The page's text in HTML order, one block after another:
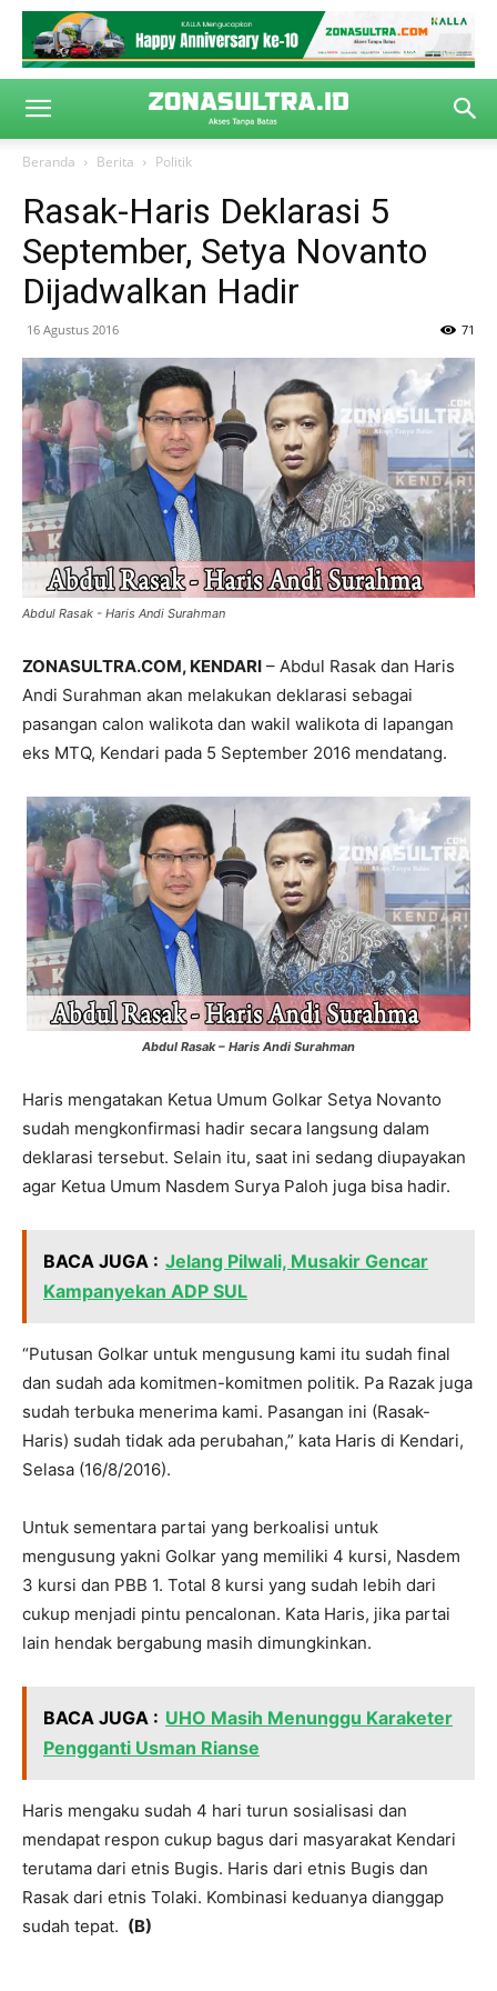
Beranda Berita Politik
Rasak-Haris Deklarasi 5
September, Setya Novanto
Dijadwalkan Hadir
16 Agustus 2016 71
Abdul Rasak - Haris Andi Surahman
ZONASULTRA.COM, KENDARI – Abdul Rasak dan Haris
Andi Surahman akan melakukan deklarasi sebagai
pasangan calon walikota dan wakil walikota di lapangan
eks MTQ, Kendari pada 5 September 2016 mendatang.
Abdul Rasak – Haris Andi Surahman
Haris mengatakan Ketua Umum Golkar Setya Novanto
sudah mengkonfirmasi hadir secara langsung dalam
deklarasi tersebut. Selain itu, saat ini sedang diupayakan
agar Ketua Umum Nasdem Surya Paloh juga bisa hadir.
BACA JUGA : Jelang Pilwali, Musakir Gencar
Kampanyekan ADP SUL
“Putusan Golkar untuk mengusung kami itu sudah final
dan sudah ada komitmen-komitmen politik. Pa Razak juga
sudah terbuka menerima kami. Pasangan ini (Rasak-
Haris) sudah tidak ada perubahan,” kata Haris di Kendari,
Selasa (16/8/2016).
Untuk sementara partai yang berkoalisi untuk
mengusung yakni Golkar yang memiliki 4 kursi, Nasdem
3 kursi dan PBB 1. Total 8 kursi yang sudah lebih dari
cukup menjadi pintu pencalonan. Kata Haris, jika partai
lain hendak bergabung masih dimungkinkan.
BACA JUGA : UHO Masih Menunggu Karaketer
Pengganti Usman Rianse
Haris mengaku sudah 4 hari turun sosialisasi dan
mendapat respon cukup bagus dari masyarakat Kendari
terutama dari etnis Bugis. Haris dari etnis Bugis dan
Rasak dari etnis Tolaki. Kombinasi keduanya dianggap
sudah tepat. (B)